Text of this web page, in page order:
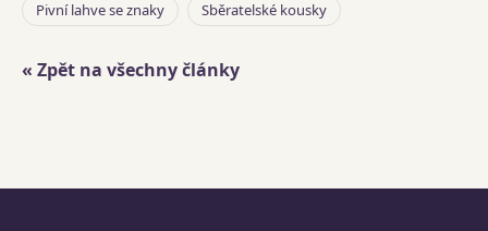
Pivní lahve se znaky
Sběratelské kousky
« Zpět na všechny články